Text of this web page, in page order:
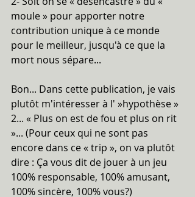
moule » pour apporter notre
contribution unique à ce monde
pour le meilleur, jusqu'à ce que la
mort nous sépare...
Bon... Dans cette publication, je vais
plutôt m'intéresser à l' »hypothèse »
2... « Plus on est de fou et plus on rit
»... (Pour ceux qui ne sont pas
encore dans ce « trip », on va plutôt
dire : Ça vous dit de jouer à un jeu
100% responsable, 100% amusant,
100% sincère, 100% vous?)